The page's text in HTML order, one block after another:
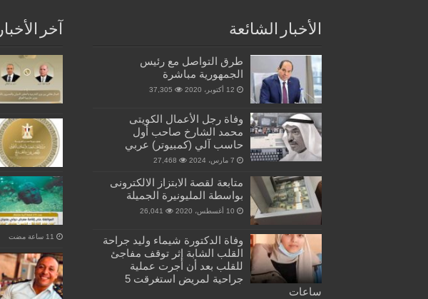
الأخبار الشائعة
طرق التواصل مع رئيس
الجمهورية مباشرة
12 أكتوبر، 2020 37,305
وفاة رجل الأعمال الكويتى
محمد الشارخ صاحب أول
حاسب آلي (كمبيوتر) عربي
7 مارس، 2024 27,468
متابعة لقصة الابتزاز الالكترونى
بواسطة المليونيرة الجميلة
10 أغسطس، 2020 26,041
وفاة الدكتورة شيماء وليد جراحة
القلب الشابة إثر توقف مفاجئ
للقلب بعد أن أجرت عملية
جراحية لمريض استغرقت 5
ساعات
آخر الأخبار